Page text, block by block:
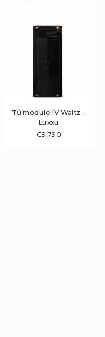
Tủ module IV Waltz –
Luxxu
€9,790